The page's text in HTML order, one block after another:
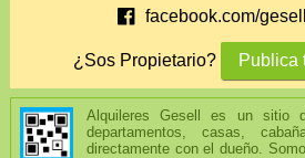
facebook.com/
¿Sos Propietario? Publica
Alquileres Gesell es un sitio
departamentos, casas,
directamente con el dueño.